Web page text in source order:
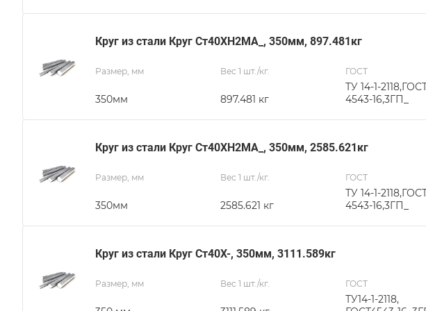
Круг из стали Круг Ст40ХН2МА_, 350мм, 897.481кг
Размер, мм
350мм
Вес 1 шт./кг.
897.481 кг
ГОСТ
ТУ 14-1-
4543-16,3ГП_
Круг из стали Круг Ст40ХН2МА_, 350мм, 2585.621кг
Размер, мм
350мм
Вес 1 шт./кг.
2585.621 кг
ГОСТ
ТУ 14-1-
4543-16,3ГП_
Круг из стали Круг Ст40Х-, 350мм, 3111.589кг
Размер, мм Вес 1 шт./кг. ГОСТ
ТУ14-1-2118,